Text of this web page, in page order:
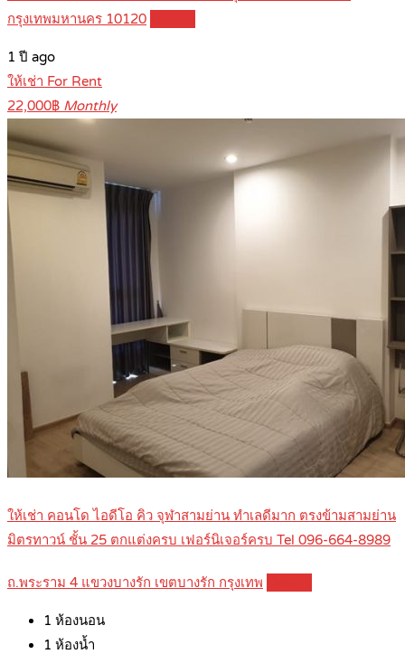
กรุงเทพมหานคร 10120
1 ปี ago
ให้เช่า For Rent
22,000฿ Monthly
ให้เช่า คอนโด ไอดีโอ คิว จุฬาสามย่าน ทำเลดีมาก ตรงข้ามสามย่าน
มิตรทาวน์ ชั้น 25 ตกแต่งครบ เฟอร์นิเจอร์ครบ Tel 096-664-8989
ถ.พระราม 4 แขวงบางรัก เขตบางรัก กรุงเทพ
1 ห้องนอน
1 ห้องน้ำ